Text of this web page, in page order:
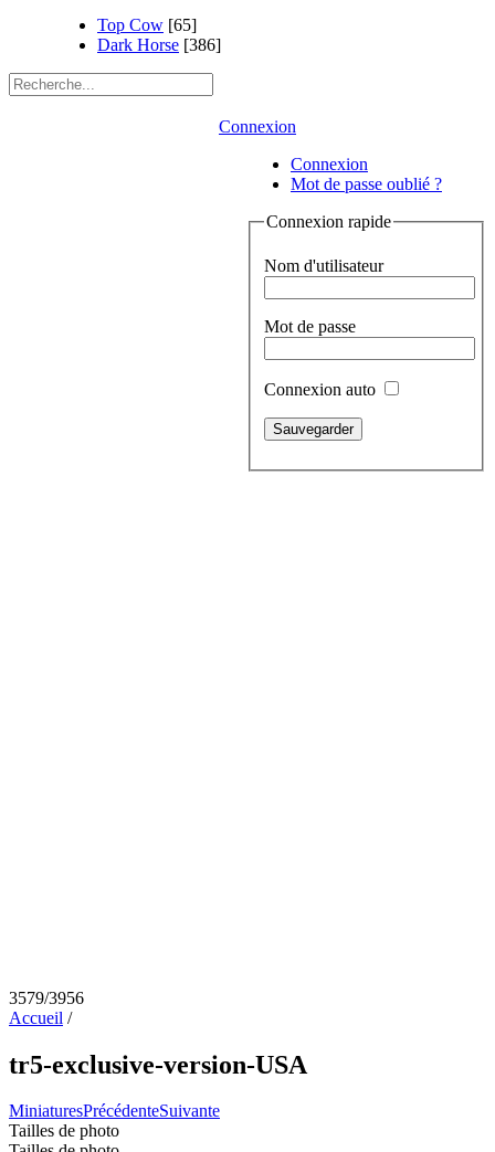
Top Cow [65]
Dark Horse [386]
Connexion
Connexion
Mot de passe oublié ?
Connexion rapide
Nom d'utilisateur
Mot de passe
Connexion auto
3579/3956
Accueil /
tr5-exclusive-version-USA
MiniaturesPrécédenteSuivante
Tailles de photo